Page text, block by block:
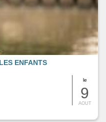
le
9
AOUT
ENFANTS